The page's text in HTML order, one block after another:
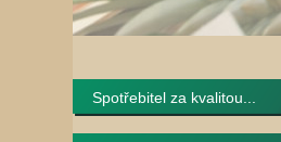
Spotřebitel za kvalitou...